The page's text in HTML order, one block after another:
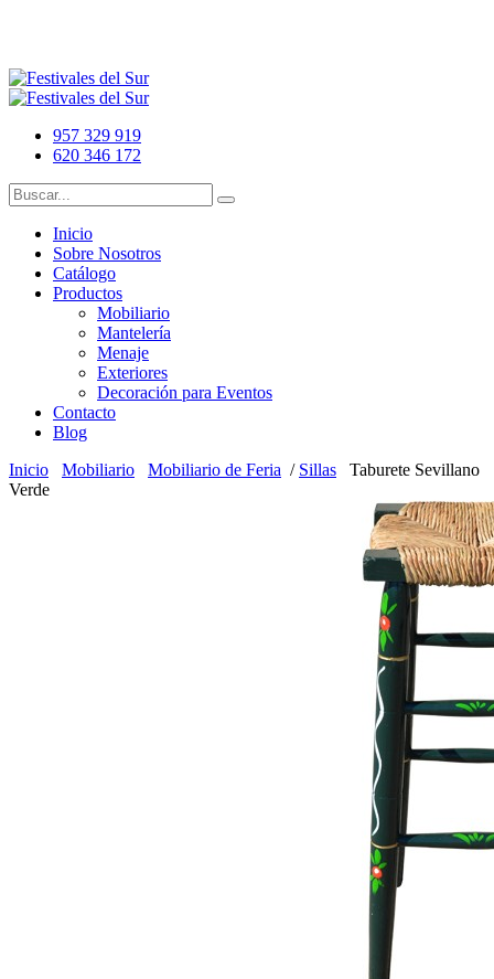
957 329 919
620 346 172
Inicio
Sobre Nosotros
Catálogo
Productos
Mobiliario
Mantelería
Menaje
Exteriores
Decoración para Eventos
Contacto
Blog
Inicio
Mobiliario Mobiliario de Feria / Sillas
Taburete Sevillano
Verde